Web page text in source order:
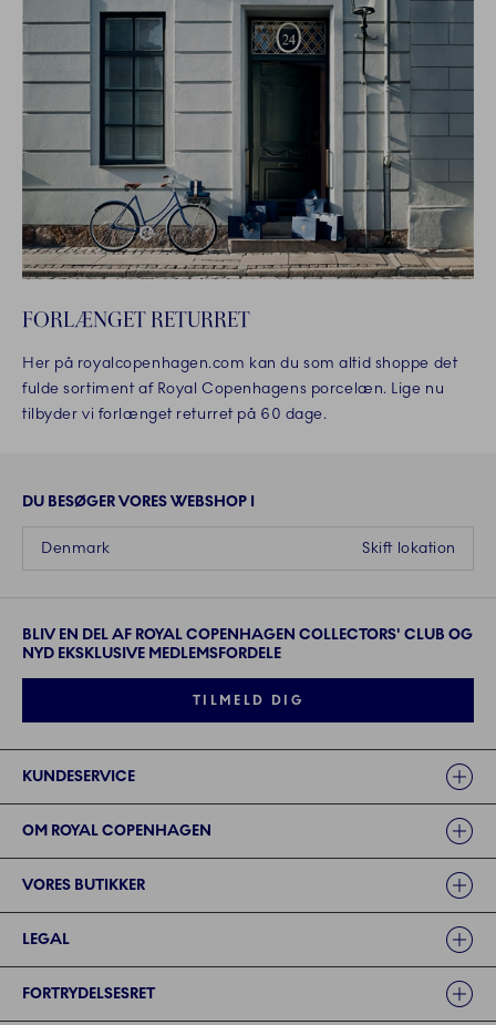
FORLÆNGET RETURRET
Her på royalcopenhagen.com kan du som altid shoppe det
fulde sortiment af Royal Copenhagens porcelæn. Lige nu
tilbyder vi forlænget returret på 60 dage.
DU BESØGER VORES WEBSHOP I
Skift lokation
Denmark
BLIV EN DEL AF ROYAL COPENHAGEN COLLECTORS' CLUB OG
NYD EKSKLUSIVE MEDLEMSFORDELE
TILMELD DIG
KUNDESERVICE
OM ROYAL COPENHAGEN
VORES BUTIKKER
LEGAL
FORTRYDELSESRET